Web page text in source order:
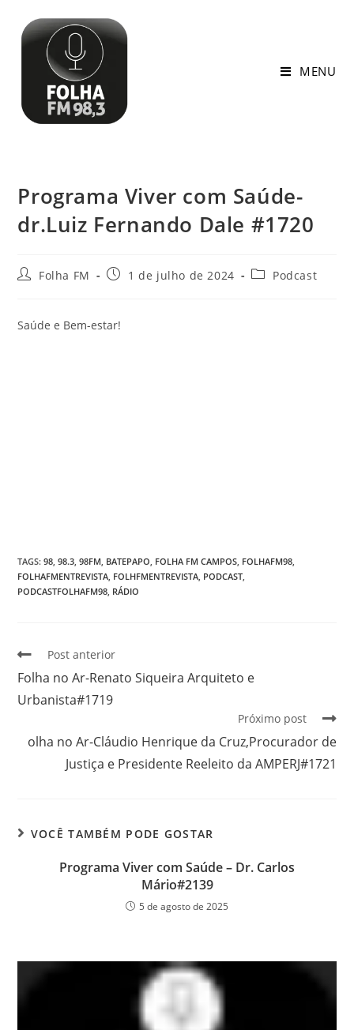
MENU
Programa Viver com Saúde-
dr.Luiz Fernando Dale #1720
Folha FM 1 de julho de 2024 Podcast
Saúde e Bem-estar!
TAGS:98 98.3 98FM BATEPAPO FOLHA FM CAMPOS FOLHAFM98
FOLHAFMENTREVISTA FOLHFMENTREVISTA PODCAST
PODCASTFOLHAFM98 RÁDIO
Post anterior
Folha no Ar-Renato Siqueira Arquiteto e
Urbanista#1719
Próximo post
olha no Ar-Cláudio Henrique da Cruz,Procurador de
Justiça e Presidente Reeleito da AMPERJ#1721
VOCÊ TAMBÉM PODE GOSTAR
Programa Viver com Saúde – Dr. Carlos
Mário#2139
5 de agosto de 2025